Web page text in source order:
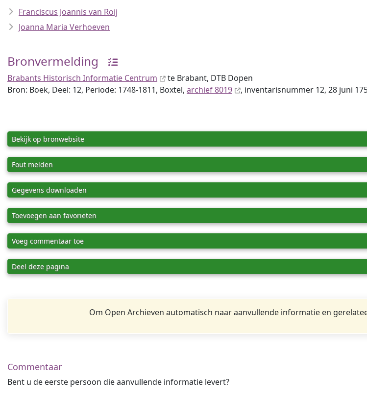
Franciscus Joannis van Roij
Joanna Maria Verhoeven
Bronvermelding
Brabants Historisch Informatie Centrum
te Brabant, DTB Dopen
Bron: Boek, Deel: 12, Periode: 1748-1811, Boxtel, archief 8019 , inventaris­num­mer 12, 28 juni
Bekijk op bronwebsite
Fout melden
Gegevens downloaden
Toevoegen aan favorieten
Voeg commentaar toe
Deel deze pagina
Om Open Archieven automatisch naar aanvullende informatie en
Commentaar
Bent u de eerste persoon die aanvullende informatie levert?